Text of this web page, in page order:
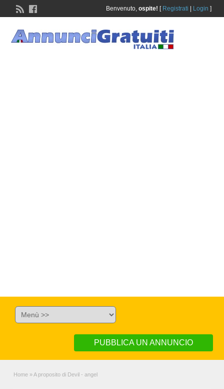
Benvenuto, ospite! [ Registrati Login ]
PUBBLICA UN ANNUNCIO
Home » A proposito di Devil - angel